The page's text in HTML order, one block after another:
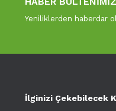
Yeniliklerden haberdar
İlginizi Çekebilecek